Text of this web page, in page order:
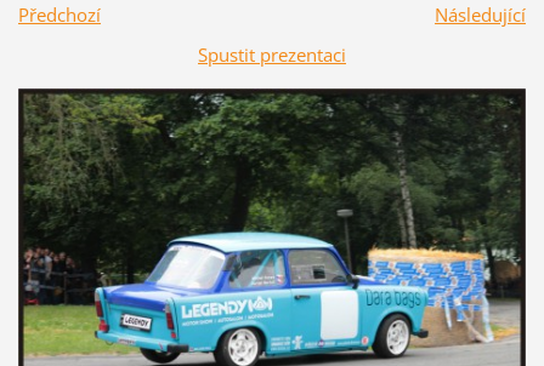
Předchozí
Následující
Spustit prezentaci